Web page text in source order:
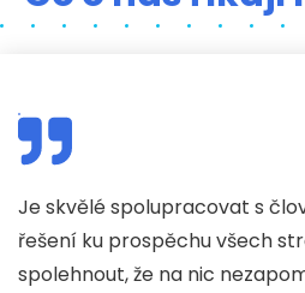
Je skvělé spolupracovat s
řešení ku prospěchu všech
spolehnout, že na nic